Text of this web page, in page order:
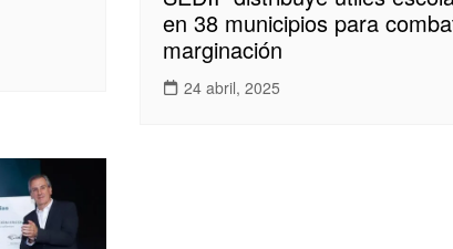
en 38 municipios para
marginación
24 abril, 2025